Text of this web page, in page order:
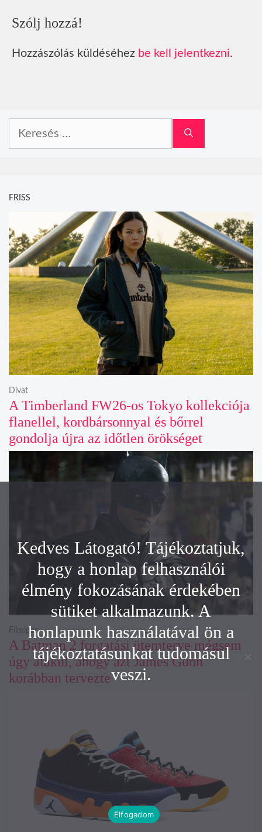
Szólj hozzá!
Hozzászólás küldéséhez be kell jelentkezni.
FRISS
A Timberland FW26-os Tokyo kollekciója
flanellel, kordbársonnyal és bőrrel
gondolja újra az időtlen örökséget
Divat
A Batman 2 forgatási ütemterve mégsem
úgy alakul, ahogy azt James Gunn
korábban tervezte
Filmipar
Kedves Látogató! Tájékoztatjuk,
hogy a honlap felhasználói
élmény fokozásának érdekében
sütiket alkalmazunk. A
honlapunk használatával ön a
tájékoztatásunkat tudomásul
veszi.
Elfogadom